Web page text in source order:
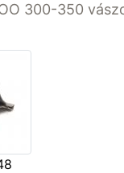
300-350